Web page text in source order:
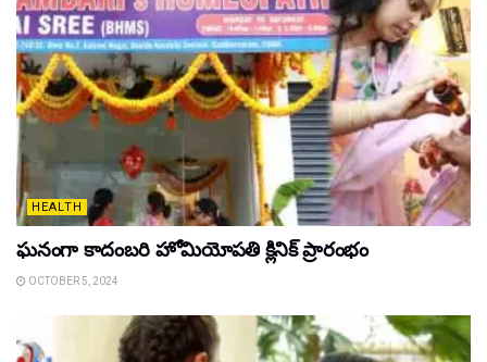
HEALTH
ఘ‌నంగా కాదంబ‌రి హోమియోపతి క్లినిక్ ప్రారంభం
OCTOBER 5, 2024